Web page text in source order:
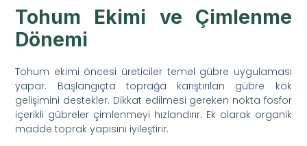
Tohum Ekimi ve Çimlenme
Dönemi
Tohum ekimi öncesi üreticiler temel gübre uygulaması
yapar. Başlangıçta toprağa karıştırılan gübre kök
gelişimini destekler. Dikkat edilmesi gereken nokta fosfor
içerikli gübreler çimlenmeyi hızlandırır. Ek olarak organik
madde toprak yapısını iyileştirir.